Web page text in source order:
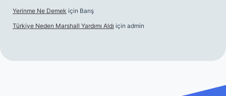
Yerinme Ne Demek için Barış
Türkiye Neden Marshall Yardımı Aldı için admin
hiltonbet yeni giriş